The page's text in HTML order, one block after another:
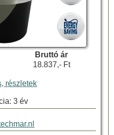
Bruttó ár
18.837,- Ft
részletek
3 év